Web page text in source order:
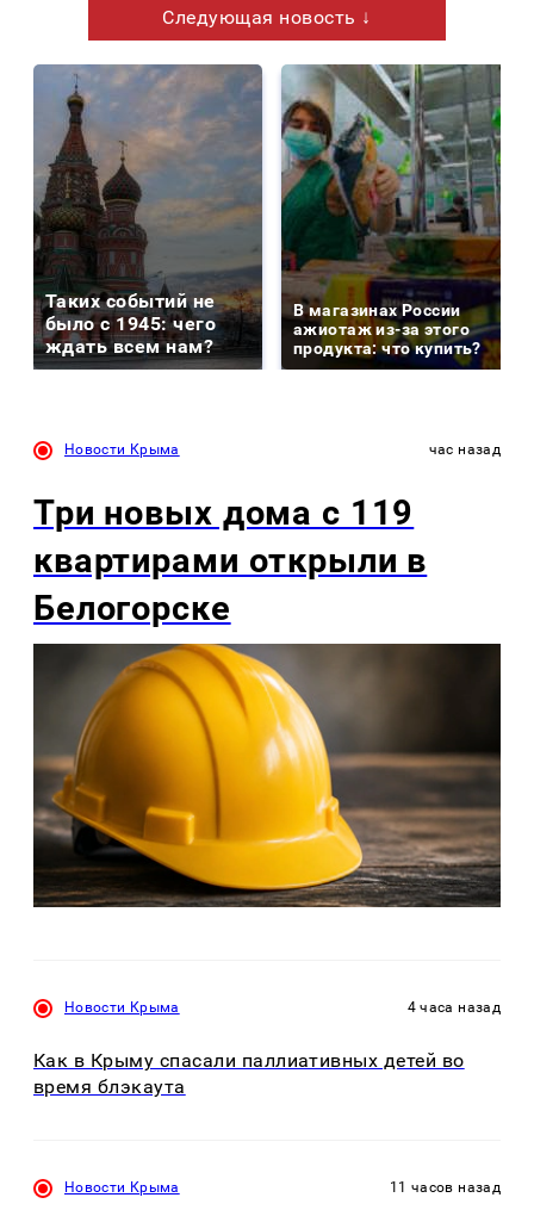
Следующая новость ↓
Таких событий не
было с 1945: чего
ждать всем нам?
В магазинах России
ажиотаж из-за этого
продукта: что купить?
Новости Крыма час назад
Три новых дома с 119
квартирами открыли в
Белогорске
Новости Крыма 4 часа назад
Как в Крыму спасали паллиативных детей во
время блэкаута
Новости Крыма 11 часов назад